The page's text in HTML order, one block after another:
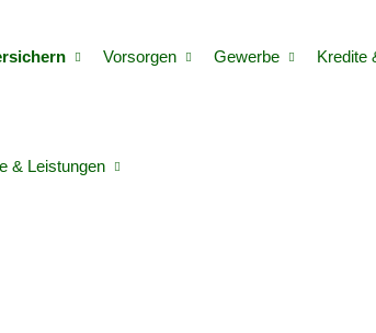
Vorsorgen Gewerbe Kredite
& Leistungen